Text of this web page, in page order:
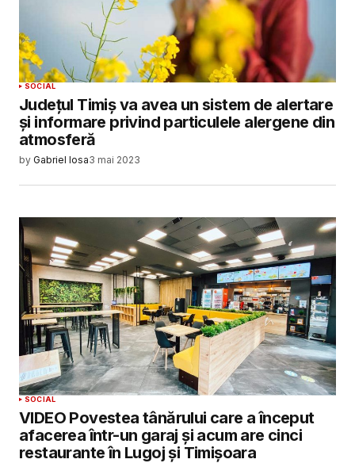
SOCIAL
Județul Timiș va avea un sistem de alertare
și informare privind particulele alergene din
atmosferă
by Gabriel Iosa3 mai 2023
SOCIAL
VIDEO Povestea tânărului care a început
afacerea într-un garaj și acum are cinci
restaurante în Lugoj și Timișoara